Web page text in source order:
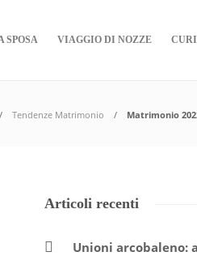
SPOSA VIAGGIO DI NOZZE
Tendenze Matrimonio Matrimonio
Articoli recenti
Unioni arcobaleno: